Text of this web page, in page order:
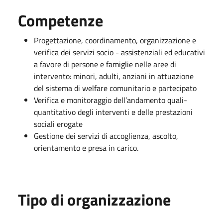
Competenze
Progettazione, coordinamento, organizzazione e
verifica dei servizi socio - assistenziali ed educativi
a favore di persone e famiglie nelle aree di
intervento: minori, adulti, anziani in attuazione
del sistema di welfare comunitario e partecipato
Verifica e monitoraggio dell’andamento quali-
quantitativo degli interventi e delle prestazioni
sociali erogate
Gestione dei servizi di accoglienza, ascolto,
orientamento e presa in carico.
Tipo di organizzazione